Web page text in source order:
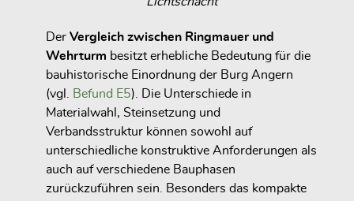
Der Vergleich zwischen Ringmauer und
Wehrturm besitzt erhebliche Bedeutung für die
bauhistorische Einordnung der Burg Angern
(vgl.
Befund E5). Die Unterschiede in
Materialwahl, Steinsetzung und
Verbandsstruktur können sowohl auf
unterschiedliche konstruktive Anforderungen als
auch auf verschiedene Bauphasen
zurückzuführen sein. Besonders das kompakte